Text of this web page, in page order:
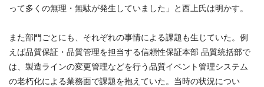
って多くの無理・無駄が発生していました」と西上氏は明かす。
また部門ごとにも、それぞれの事情による課題も生じていた。例
えば品質保証・品質管理を担当する信頼性保証本部 品質統括部で
は、製造ラインの変更管理などを行う品質イベント管理システム
の老朽化による業務面で課題を抱えていた。当時の状況につい